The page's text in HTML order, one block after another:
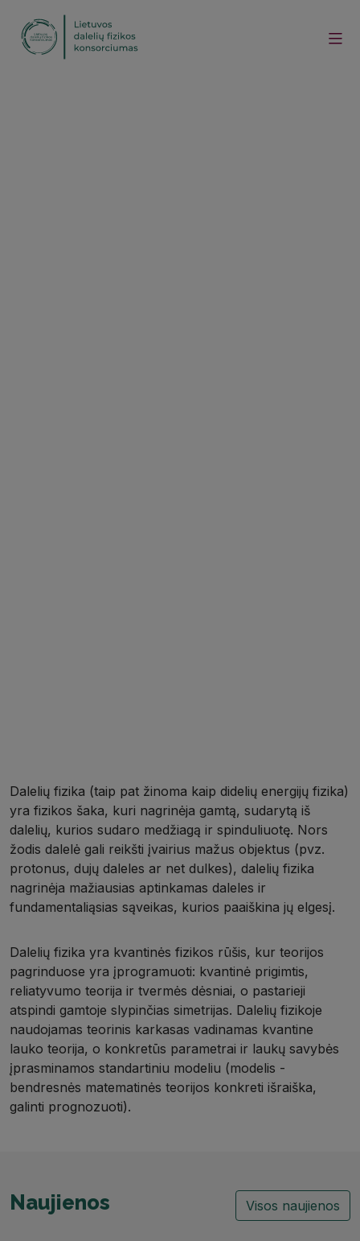
Dalelių fizika (taip pat žinoma kaip didelių energijų fizika)
yra fizikos šaka, kuri nagrinėja gamtą, sudarytą iš
dalelių, kurios sudaro medžiagą ir spinduliuotę. Nors
žodis dalelė gali reikšti įvairius mažus objektus (pvz.
protonus, dujų daleles ar net dulkes), dalelių fizika
nagrinėja mažiausias aptinkamas daleles ir
fundamentaliąsias sąveikas, kurios paaiškina jų elgesį.
Dalelių fizika yra kvantinės fizikos rūšis, kur teorijos
pagrinduose yra įprogramuoti: kvantinė prigimtis,
reliatyvumo teorija ir tvermės dėsniai, o pastarieji
atspindi gamtoje slypinčias simetrijas. Dalelių fizikoje
naudojamas teorinis karkasas vadinamas kvantine
lauko teorija, o konkretūs parametrai ir laukų savybės
įprasminamos standartiniu modeliu (modelis -
bendresnės matematinės teorijos konkreti išraiška,
galinti prognozuoti).
Naujienos Visos naujienos